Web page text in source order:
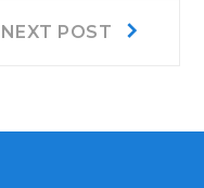
NEXT POST